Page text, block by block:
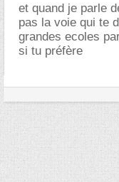
et quand je parle
pas la voie qui te
grandes ecoles
si tu préfère